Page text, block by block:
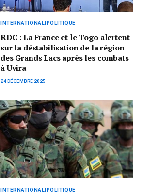
INTERNATIONAL|POLITIQUE
RDC : La France et le Togo alertent
sur la déstabilisation de la région
des Grands Lacs après les combats
à Uvira
24 DÉCEMBRE 2025
INTERNATIONAL|POLITIQUE